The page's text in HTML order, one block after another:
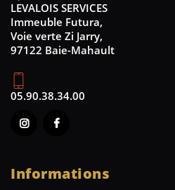
LEVALOIS SERVICES
Immeuble Futura,
Voie verte Zi Jarry,
97122 Baie-Mahault
05.90.38.34.00
Informations